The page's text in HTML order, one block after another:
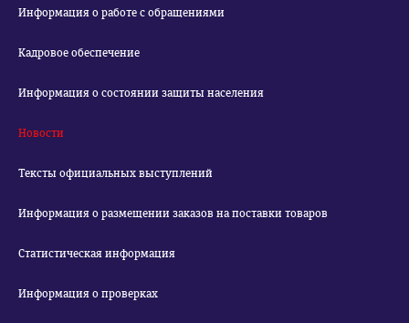
Информация о работе с обращениями
Кадровое обеспечение
Информация о состоянии защиты населения
Новости
Тексты официальных выступлений
Информация о размещении заказов на поставки товаров
Статистическая информация
Информация о проверках